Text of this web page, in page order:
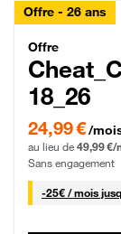
Offre - 26 ans
Offre
18_26
24,99 € par mois
24,99 €/
au lieu de 49,99 €/
Sans engagement
-25€ / mois25